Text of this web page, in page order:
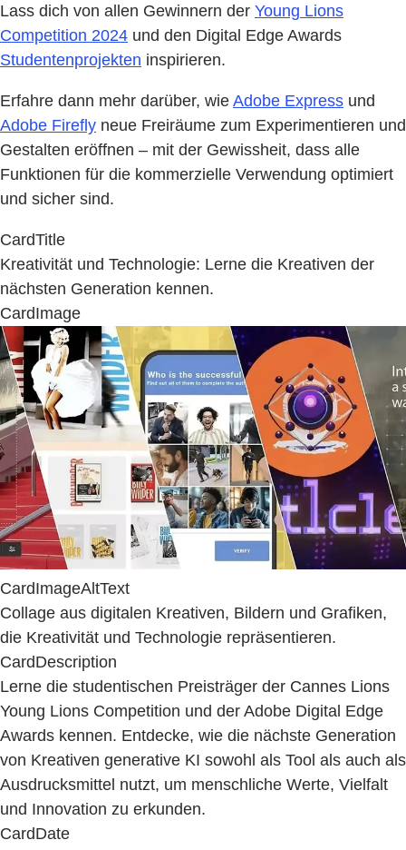
Lass dich von allen Gewinnern der Young Lions
Competition 2024 und den Digital Edge Awards
Studentenprojekten inspirieren.
Erfahre dann mehr darüber, wie Adobe Express und
Adobe Firefly neue Freiräume zum Experimentieren und
Gestalten eröffnen – mit der Gewissheit, dass alle
Funktionen für die kommerzielle Verwendung optimiert
und sicher sind.
CardTitle
Kreativität und Technologie: Lerne die Kreativen der
nächsten Generation kennen.
CardImage
CardImageAltText
Collage aus digitalen Kreativen, Bildern und Grafiken,
die Kreativität und Technologie repräsentieren.
CardDescription
Lerne die studentischen Preisträger der Cannes Lions
Young Lions Competition und der Adobe Digital Edge
Awards kennen. Entdecke, wie die nächste Generation
von Kreativen generative KI sowohl als Tool als auch als
Ausdrucksmittel nutzt, um menschliche Werte, Vielfalt
und Innovation zu erkunden.
CardDate